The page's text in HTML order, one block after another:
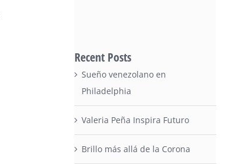
Recent Posts
Sueño venezolano en
Philadelphia
Valeria Peña Inspira Futuro
Brillo más allá de la Corona